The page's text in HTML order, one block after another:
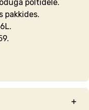
poltidele.
pakkides.